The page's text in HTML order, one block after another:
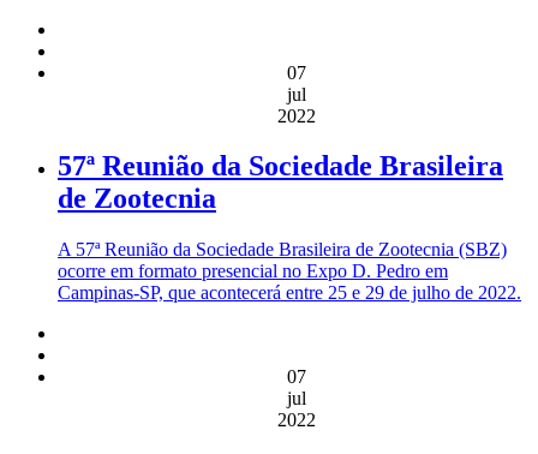
07
jul
2022
57ª Reunião da Sociedade Brasileira
de Zootecnia
A 57ª Reunião da Sociedade Brasileira de Zootecnia (SBZ)
ocorre em formato presencial no Expo D. Pedro em
Campinas-SP, que acontecerá entre 25 e 29 de julho de 2022.
07
jul
2022